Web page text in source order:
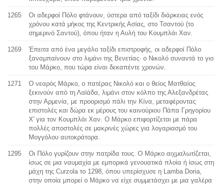
1265
Οι αδερφοί Πόλο φτάνουν, ύστερα από ταξίδι διάρκειας ενός
χρόνου κατά μήκος της Κεντρικής Ασίας, στο Τσαντού (το
σημερινό Σαντού), όπου ήταν η Αυλή του Κουμπλάι Χαν.
1269
Έπειτα από ένα μεγάλο ταξίδι επιστροφής, οι αδερφοί Πόλο
ξαναμπαίνουν στο λιμάνι της Βενετίας· ο Νικολό συναντά το γιο
του Μάρκο, που τώρα είναι δεκαπέντε χρονών.
1271
Ο νεαρός Μάρκο, ο πατέρας Νικολό και ο θείος Ματθαίος
ξεκινούν από τη Λαϊάδα, λιμάνι στον κόλπο της Αλεξανδρέτας
στην Αρμενία, με προορισμό πάλι την Κίνα, μεταφέροντας
επιστολές και δώρα εκ μέρους του καινούριου Πάπα Γρηγορίου
Χ' για τον Κουμπλάι Χαν. Ο Μάρκο επιφορτίζεται με πάρα
πολλές αποστολές σε μακρινές χώρες για λογαριασμό του
Μογγόλου αυτοκράτορα.
1295
Οι Πόλο γυρίζουν στην πατρίδα τους. Ο Μάρκο αιχμαλωτίζεται,
ίσως σε μια ναυμαχία με εμπορικά γενουατικά πλοία ή ίσως στη
μάχη της Curzola το 1298, όπου υπερίσχυσε η Lamba Doria,
στην οποία μπορεί ο Μάρκο να είχε συμμετάσχει με μια γαλέρα